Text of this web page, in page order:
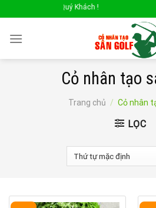
to
content
Chào Quý Khách !
Cỏ nhân tạo
Trang chủ / Cỏ nhân
LỌC